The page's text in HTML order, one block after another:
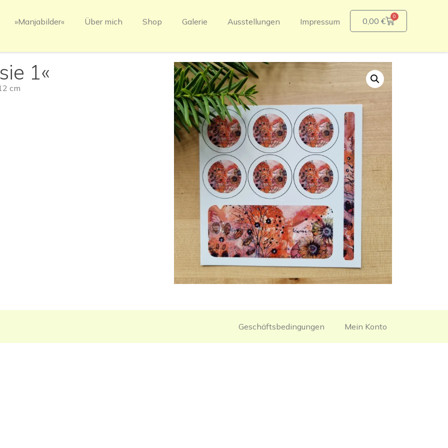
»Manjabilder« Über mich Shop Galerie Ausstellungen Impressum 0,00 € 0
1«
cm
Geschäftsbedingungen Mein Konto